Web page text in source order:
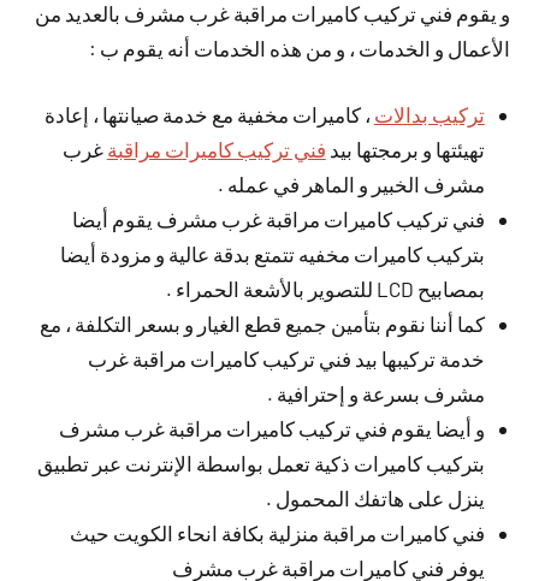
و يقوم فني تركيب كاميرات مراقبة غرب مشرف بالعديد من
الأعمال و الخدمات ، و من هذه الخدمات أنه يقوم ب :
تركيب بدالات ، كاميرات مخفية مع خدمة صيانتها ، إعادة
تهيئتها و برمجتها بيد فني تركيب كاميرات مراقبة غرب
مشرف الخبير و الماهر في عمله .
فني تركيب كاميرات مراقبة غرب مشرف يقوم أيضا
بتركيب كاميرات مخفيه تتمتع بدقة عالية و مزودة أيضا
بمصابيح LCD للتصوير بالأشعة الحمراء .
كما أننا نقوم بتأمين جميع قطع الغيار و بسعر التكلفة ، مع
خدمة تركيبها بيد فني تركيب كاميرات مراقبة غرب
مشرف بسرعة و إحترافية .
و أيضا يقوم فني تركيب كاميرات مراقبة غرب مشرف
بتركيب كاميرات ذكية تعمل بواسطة الإنترنت عبر تطبيق
ينزل على هاتفك المحمول .
فني كاميرات مراقبة منزلية بكافة انحاء الكويت حيث
يوفر فني كاميرات مراقبة غرب مشرف